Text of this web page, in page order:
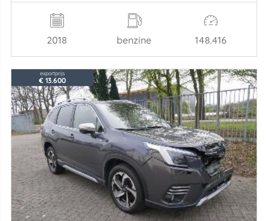
2018 benzine 148.416
exportprijs
€ 13.600